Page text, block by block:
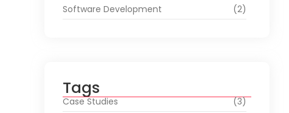
Software Development
(2)
Tags
Case Studies
(3)